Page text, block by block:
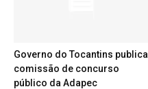
Governo do Tocantins publica
comissão de concurso
público da Adapec